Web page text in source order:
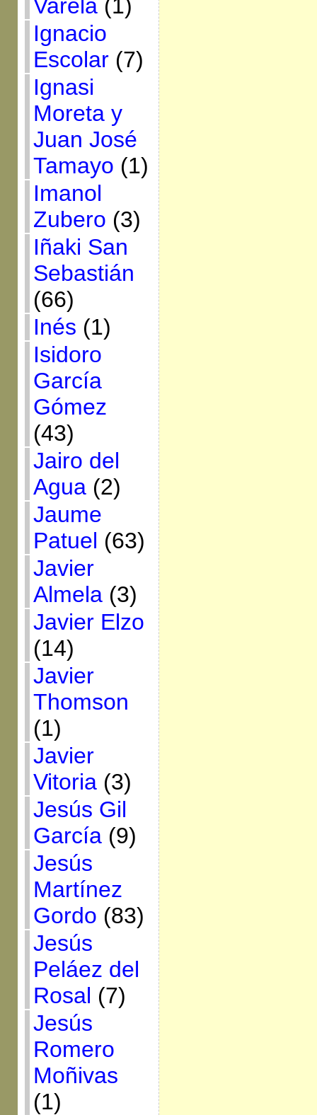
Varela(1)
Ignacio
Escolar(7)
Ignasi
Moreta y
Juan José
Tamayo (1)
Imanol
Zubero (3)
Iñaki San
Sebastián
(66)
Inés (1)
Isidoro
García
Gómez
(43)
Jairo del
Agua(2)
Jaume
Patuel (63)
Javier
Almela(3)
Javier Elzo
(14)
Javier
Thomson
(1)
Javier
Vitoria(3)
Jesús Gil
García(9)
Jesús
Martínez
Gordo (83)
Jesús
Peláez del
Rosal (7)
Jesús
Romero
Moñivas
(1)